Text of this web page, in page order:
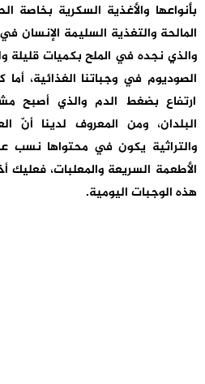
بأنواعها والأغذية السكرية بخاصة
المالحة والتغذية السليمة الإنسان
والذي نجده في الملح بكميات قليلة
الصوديوم في وجباتنا الغذائية،
ارتفاع بضغط الدم والذي أصبح
البلدان، ومن المعروف لدينا أنّ
والتراثية يكون في محتواها نسب
الأطعمة السريعة والمعلبات، فعليك
هذه الوجبات اليومية.